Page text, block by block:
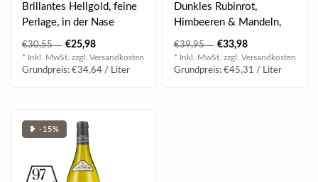
Brillantes Hellgold, feine
Perlage, in der Nase
Waldbeeren,
Akazienhonig, Biskui..
€30,55 €25,98
* Inkl. MwSt. zzgl. Versandkosten
Grundpreis: €34,64 / Liter
Dunkles Rubinrot,
Himbeeren & Mandeln,
etwas Rosenduft, mächtig
& druckvoll, ju..
€39,95 €33,98
* Inkl. MwSt. zzgl. Versandkosten
Grundpreis: €45,31 / Liter
❥ -15%